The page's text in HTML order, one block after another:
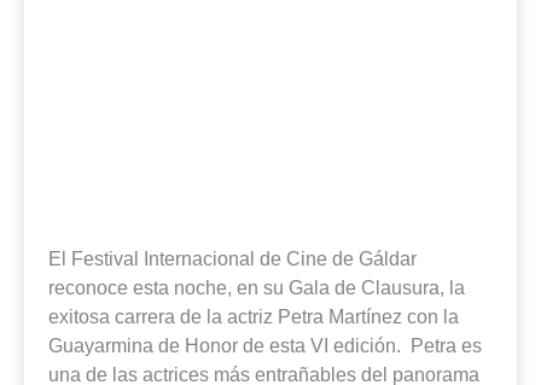
El Festival Internacional de Cine de Gáldar
reconoce esta noche, en su Gala de Clausura, la
exitosa carrera de la actriz Petra Martínez con la
Guayarmina de Honor de esta VI edición. Petra es
una de las actrices más entrañables del panorama